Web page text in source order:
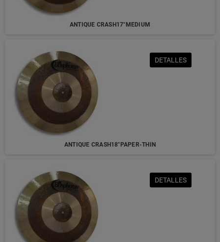
ANTIQUE CRASH17"MEDIUM
ANTIQUE CRASH18"PAPER-THIN
DETALLES
DETALLES